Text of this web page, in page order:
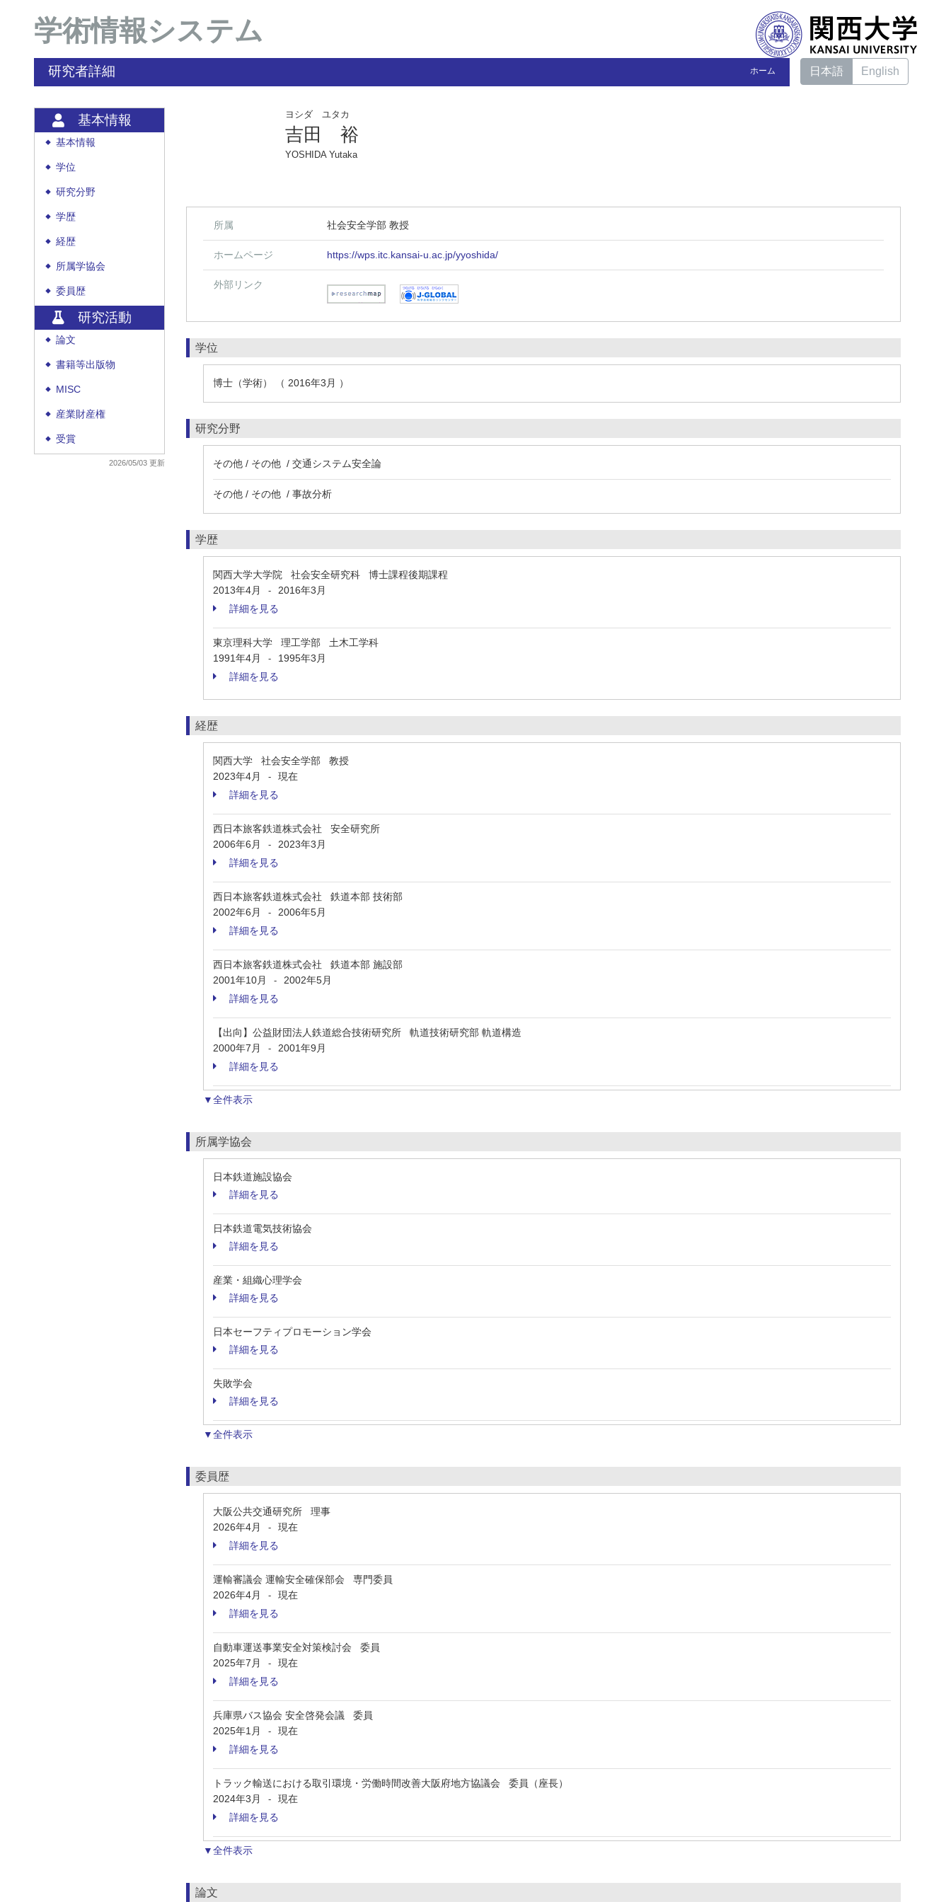
学術情報システム
研究者詳細 ホーム 日本語 English
基本情報
◆ 基本情報
◆ 学位
◆ 研究分野
◆ 学歴
◆ 経歴
◆ 所属学協会
◆ 委員歴
研究活動
◆ 論文
◆ 書籍等出版物
◆ MISC
◆ 産業財産権
◆ 受賞
2026/05/03 更新
ヨシダ ユタカ
吉田 裕
YOSHIDA Yutaka
所属 社会安全学部 教授
ホームページ https://wps.itc.kansai-u.ac.jp/yyoshida/
外部リンク
学位
博士（学術） （ 2016年3月 ）
研究分野
その他 / その他 / 交通システム安全論
その他 / その他 / 事故分析
学歴
関西大学大学院 社会安全研究科 博士課程後期課程
2013年4月
-
2016年3月
詳細を見る
東京理科大学 理工学部 土木工学科
1991年4月
-
1995年3月
詳細を見る
経歴
関西大学 社会安全学部 教授
2023年4月
-
現在
詳細を見る
西日本旅客鉄道株式会社 安全研究所
2006年6月
-
2023年3月
詳細を見る
西日本旅客鉄道株式会社 鉄道本部 技術部
2002年6月
-
2006年5月
詳細を見る
西日本旅客鉄道株式会社 鉄道本部 施設部
2001年10月
-
2002年5月
詳細を見る
【出向】公益財団法人鉄道総合技術研究所 軌道技術研究部 軌道構造
2000年7月
-
2001年9月
詳細を見る
▼全件表示
所属学協会
日本鉄道施設協会
詳細を見る
日本鉄道電気技術協会
詳細を見る
産業・組織心理学会
詳細を見る
日本セーフティプロモーション学会
詳細を見る
失敗学会
詳細を見る
▼全件表示
委員歴
大阪公共交通研究所 理事
2026年4月
-
現在
詳細を見る
運輸審議会 運輸安全確保部会 専門委員
2026年4月
-
現在
詳細を見る
自動車運送事業安全対策検討会 委員
2025年7月
-
現在
詳細を見る
兵庫県バス協会 安全啓発会議 委員
2025年1月
-
現在
詳細を見る
トラック輸送における取引環境・労働時間改善大阪府地方協議会 委員（座長）
2024年3月
-
現在
詳細を見る
▼全件表示
論文